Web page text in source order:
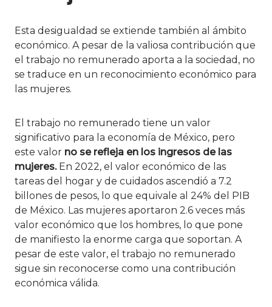
Esta desigualdad se extiende también al ámbito
económico. A pesar de la valiosa contribución que
el trabajo no remunerado aporta a la sociedad, no
se traduce en un reconocimiento económico para
las mujeres.
El trabajo no remunerado tiene un valor
significativo para la economía de México, pero
este valor no se refleja en los ingresos de las
mujeres.En 2022, el valor económico de las
tareas del hogar y de cuidados ascendió a 7.2
billones de pesos, lo que equivale al 24% del PIB
de México. Las mujeres aportaron 2.6 veces más
valor económico que los hombres, lo que pone
de manifiesto la enorme carga que soportan. A
pesar de este valor, el trabajo no remunerado
sigue sin reconocerse como una contribución
económica válida.